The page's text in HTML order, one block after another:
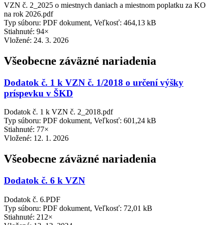
VZN č. 2_2025 o miestnych daniach a miestnom poplatku za KO
na rok 2026.pdf
Typ súboru: PDF dokument, Veľkosť: 464,13 kB
Stiahnuté: 94×
Vložené: 24. 3. 2026
Všeobecne záväzné nariadenia
Dodatok č. 1 k VZN č. 1/2018 o určení výšky
príspevku v ŠKD
Dodatok č. 1 k VZN č. 2_2018.pdf
Typ súboru: PDF dokument, Veľkosť: 601,24 kB
Stiahnuté: 77×
Vložené: 12. 1. 2026
Všeobecne záväzné nariadenia
Dodatok č. 6 k VZN
Dodatok č. 6.PDF
Typ súboru: PDF dokument, Veľkosť: 72,01 kB
Stiahnuté: 212×